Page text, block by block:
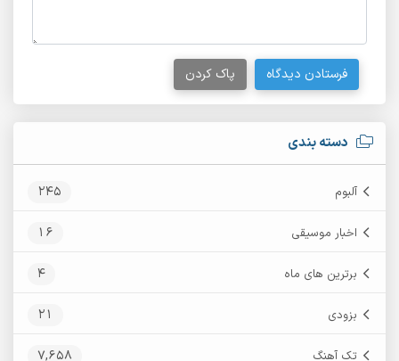
دسته بندی
آلبوم 245
اخبار موسیقی 16
برترین های ماه 4
بزودی 21
تک آهنگ 7,658
فرستادن دیدگاه پاک کردن